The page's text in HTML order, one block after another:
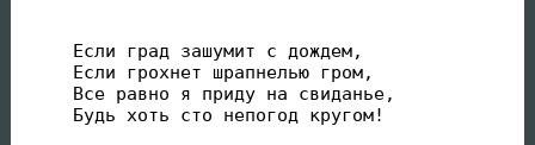
Если град зашумит с дождем,
Если грохнет шрапнелью гром,
Все равно я приду на свиданье,
Будь хоть сто непогод кругом!